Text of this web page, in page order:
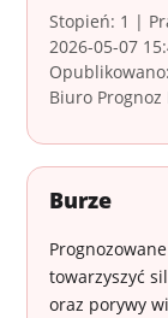
Stopień: 1 |
2026-05-07
Biuro
Burze
towarzyszyć
oraz porywy